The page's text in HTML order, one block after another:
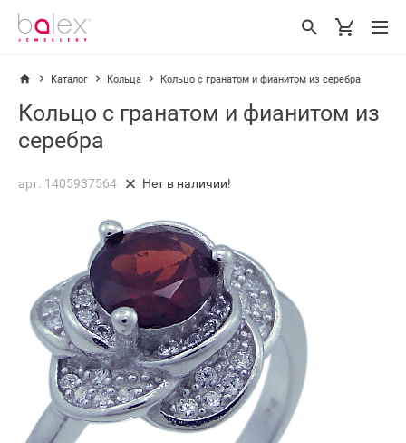
Каталог Кольца Кольцо с гранатом и фианитом из серебра
Кольцо с гранатом и фианитом из
серебра
арт. 1405937564 Нет в наличии!